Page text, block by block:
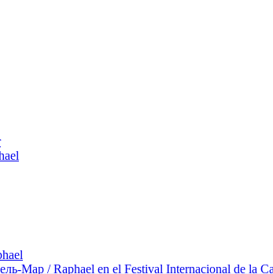
Мар / Raphael en el Festival Internacional de la